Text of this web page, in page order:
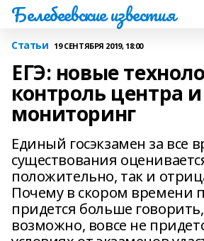
Белебеевские известия
Статьи 19 СЕНТЯБРЯ 2019, 18:00
ЕГЭ: новые
контроль центра и
мониторинг
Единый госэкзамен за все
существования
положительно, так и
Почему в скором времени
придется больше
возможно, вовсе не